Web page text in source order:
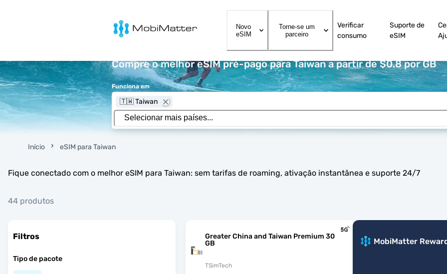
MobiMatter
Novo
eSIM
Torne-se um
parceiro
Verificar
consumo
Suporte de
eSIM
Compre o melhor eSIM pré-pago para Taiwan a partir de $0.8 por GB
Funciona em
🇹🇼 Taiwan
Início eSIM para Taiwan
Fique conectado com o melhor eSIM para Taiwan: sem tarifas de roaming, ativação instantânea e suporte 24/7
44 produtos
Filtros
Tipo de pacote
Greater China and Taiwan Premium 30
GB
TSimTech
MobiMatter